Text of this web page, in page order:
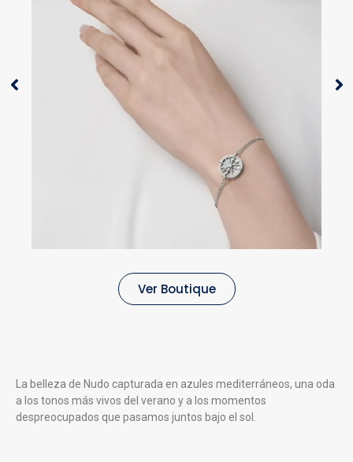
Ver Boutique
La belleza de Nudo capturada en azules mediterráneos, una oda
a los tonos más vivos del verano y a los momentos
despreocupados que pasamos juntos bajo el sol.